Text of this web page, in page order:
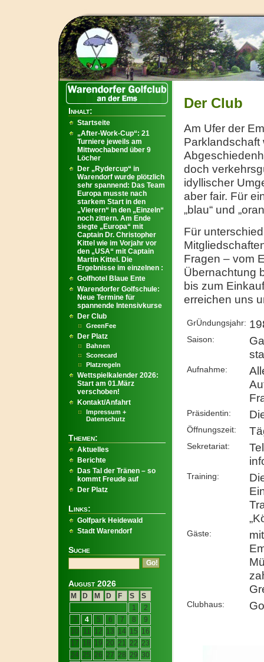
Der Club
Am Ufer der
Parklandschaft
doch
idyllischer
aber fair. Für
„blau“ und
Für
Fragen – vom
Übernachtung
bis zum
erreichen uns
GrÜndungsjahr:
Saison:
Aufnahme:
Präsidentin:
Öffnungszeit:
Sekretariat:
Training:
Gäste:
Clubhaus:
Inhalt:
Startseite
„After-Work-Cup“: 21
Turniere jeweils am
Mittwochabend über 9
Löcher
Der „Rydercup“ in
Warendorf wurde plötzlich
sehr spannend: Das Team
Europa musste nach
starkem Start in den
„Vierern“ in den „Einzeln“
noch zittern. Am Ende
siegte „Europa“ mit
Captain Dr. Christopher
Kittel wie im Vorjahr vor
den „USA“ mit Captain
Martin Kittel. Die
Ergebnisse im einzelnen :
Golfhotel Blaue Ente
Warendorfer Golfschule:
Neue Termine für
spannende Intensivkurse
Der Club
GreenFee
Der Platz
Bahnen
Scorecard
Platzregeln
Wettspielkalender 2026:
Start am 01.März
verschoben!
Kontakt/Anfahrt
Impressum +
Datenschutz
Themen:
Aktuelles
Berichte
Das Tal der Tränen – so
kommt Freude auf
Der Platz
Links:
Golfpark Heidewald
Stadt Warendorf
Suche
August 2026
M D M D F S
S
1
2
3
4 5 6 7 8
9
10
11 12 13 14 15 16
17 18 19 20 21 22 23
24 25 26 27 28 29 30